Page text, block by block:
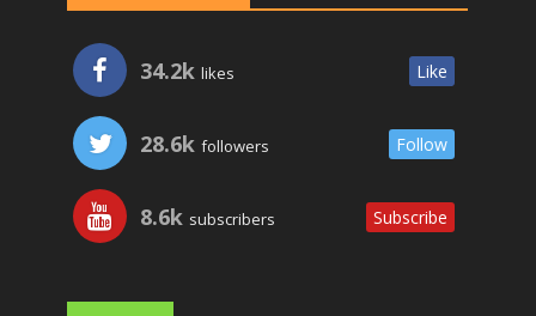
34.2k likes Like
28.6k followers Follow
8.6k subscribers Subscribe